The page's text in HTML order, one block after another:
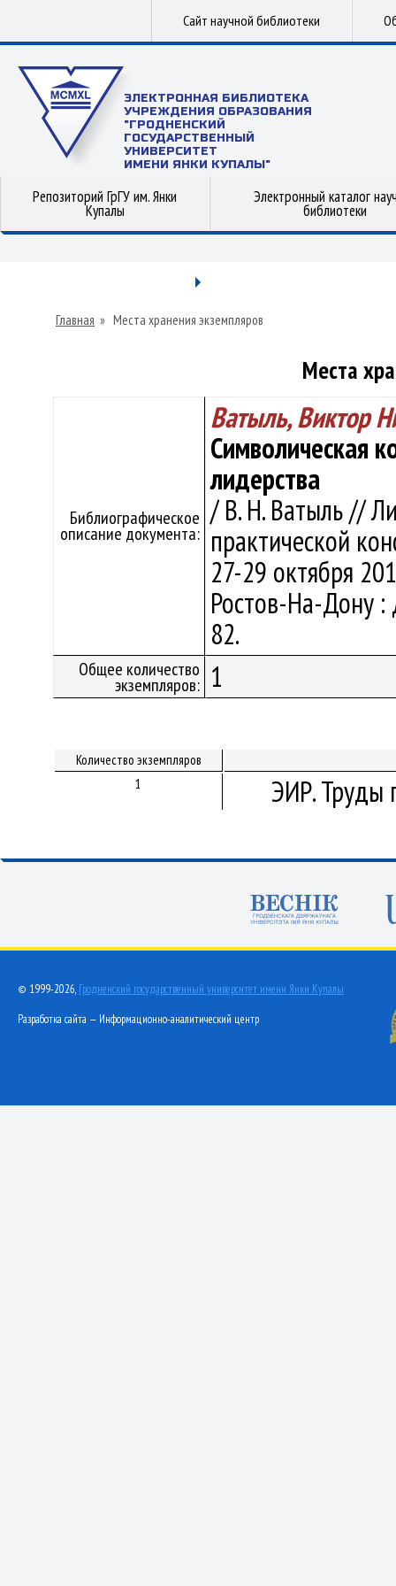
Сайт научной библиотеки
ЭЛЕКТРОННАЯ БИБЛИОТЕКА
УЧРЕЖДЕНИЯ ОБРАЗОВАНИЯ
"ГРОДНЕНСКИЙ
ГОСУДАРСТВЕННЫЙ
УНИВЕРСИТЕТ
ИМЕНИ ЯНКИ КУПАЛЫ"
Репозиторий ГрГУ им. Янки
Купалы
Электронный каталог
библиотеки
Главная » Места хранения экземпляров
Места
Библиографическое
описание документа:
Ватыль, Виктор
Символическая
лидерства
/ В. Н. Ватыль //
практической
27-29 октября
Ростов-На-Дону :
82.
Общее количество
экземпляров: 1
Количество экземпляров
1
ЭИР. Труды
© 1999-2026, Гродненский государственный университет имени Янки Купалы
Разработка сайта — Информационно-аналитический центр